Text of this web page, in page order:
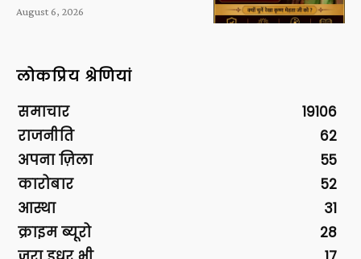
August 6, 2026
लोकप्रिय श्रेणियां
समाचार
19106
राजनीति
62
अपना ज़िला
55
कारोबार
52
आस्था
31
क्राइम ब्यूरो
28